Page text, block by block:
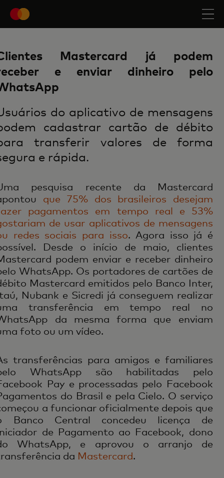
Mastercard já podem
e enviar dinheiro pelo
do aplicativo de mensagens
cadastrar cartão de débito
transferir valores de forma
e rápida.
pesquisa recente da Mastercard
que 75% dos brasileiros desejam
pagamentos em tempo real e 53%
de usar aplicativos de mensagens
redes sociais para isso. Agora isso já é
Desde o início de maio, clientes
podem enviar e receber dinheiro
WhatsApp. Os portadores de cartões de
Mastercard emitidos pelo Banco Inter,
Nubank e Sicredi já conseguem realizar
transferência em tempo real no
da mesma forma que enviam
foto ou um vídeo.
transferências para amigos e familiares
WhatsApp são habilitadas pelo
Pay e processadas pelo Facebook
do Brasil e pela Cielo. O serviço
a funcionar oficialmente depois que
Banco Central concedeu licença de
de Pagamento ao Facebook, dono
WhatsApp, e aprovou o arranjo de
da Mastercard.